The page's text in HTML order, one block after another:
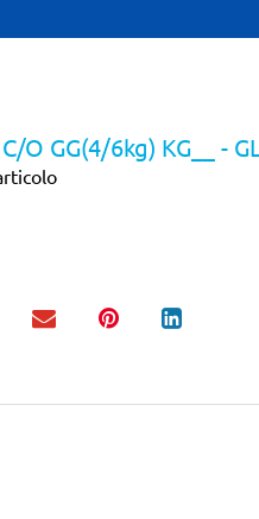
O GG(4/6kg) KG__ -